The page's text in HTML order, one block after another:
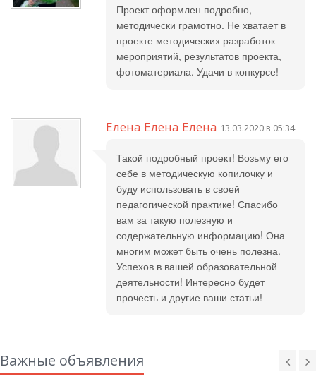
Проект оформлен подробно,
методически грамотно. Не хватает в
проекте методических разработок
мероприятий, результатов проекта,
фотоматериала. Удачи в конкурсе!
Елена Елена Елена 13.03.2020 в 05:34
Такой подробный проект! Возьму его
себе в методическую копилочку и
буду использовать в своей
педагогической практике! Спасибо
вам за такую полезную и
содержательную информацию! Она
многим может быть очень полезна.
Успехов в вашей образовательной
деятельности! Интересно будет
прочесть и другие ваши статьи!
Важные объявления